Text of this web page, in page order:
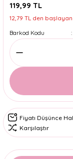
119,99 TL
12,79 TL den
Barkod Kodu
Fiyatı Düşünce
Karşılaştır